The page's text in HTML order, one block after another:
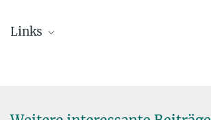
Links